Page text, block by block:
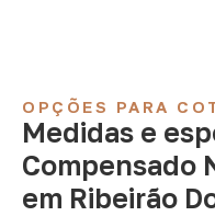
OPÇÕES PARA
Medidas e
Compensado
em Ribeirão